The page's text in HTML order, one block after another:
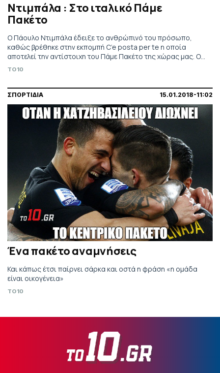
Ντιμπάλα : Στο ιταλικό Πάμε
Πακέτο
Ο Πάουλο Ντιμπάλα έδειξε το ανθρώπινό του πρόσωπο,
καθώς βρέθηκε στην εκπομπή C’e posta per te η οποία
αποτελεί την αντίστοιχη του Πάμε Πακέτο της χώρας μας. Ο
σταρ της Γιουβέντους έδωσε το παρών προκειμένου να
στον σύζυγό της […]
TO10
ΣΠΟΡΤΙΔΙΑ 15.01.2018-11:02
Ένα πακέτο αναμνήσεις
Και κάπως έτσι παίρνει σάρκα και οστά η φράση «η ομάδα
είναι οικογένεια»
TO10